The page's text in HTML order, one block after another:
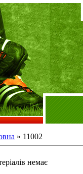
» 11002
немає